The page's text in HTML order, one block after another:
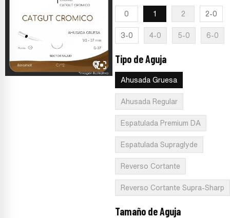
0 1 2 2-0
3-0 4-0 5-0 6-0
Tipo de Aguja
Ahusada Gruesa
Ahusada Regular
Espatulada Premium DA
Espatulada Supraglyde
Reverso Cortante
Reverso Cortante Supra-Sharp
Tamaño de Aguja